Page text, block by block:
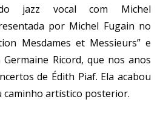
jazz vocal com Michel
por Michel Fugain no
Mesdames et Messieurs” e
Ricord, que nos anos
de Édith Piaf. Ela acabou
caminho artístico posterior.